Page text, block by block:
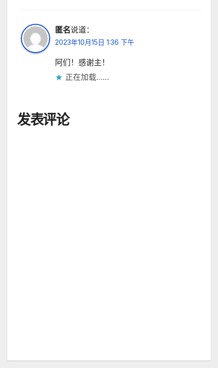
匿名说道：
2023年10月15日 1:36 下午
阿们！感谢主！
正在加载……
发表评论